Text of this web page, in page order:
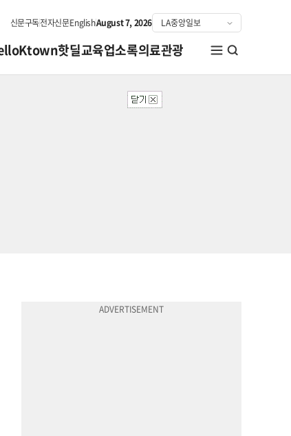
신문구독전자신문EnglishAugust 7, 2026
핫딜교육업소록의료관광